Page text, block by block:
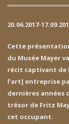
20.06.2017-
Cette
du Musée Mayer
récit captivant de
l’art] entreprise
dernières années
trésor de Fritz
cet occupant.